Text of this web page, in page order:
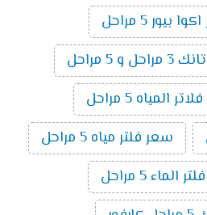
بيور 5 مراحل
5 مراحل
المياه 5 مراحل
سعر فلتر مياه 5 مراحل
5 مراحل